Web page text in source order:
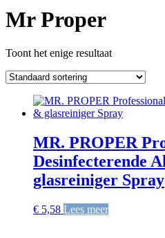
Mr Proper
Toont het enige resultaat
MR. PROPER
Desinfecterende
glasreiniger Spray
€ 5,58 Lees meer